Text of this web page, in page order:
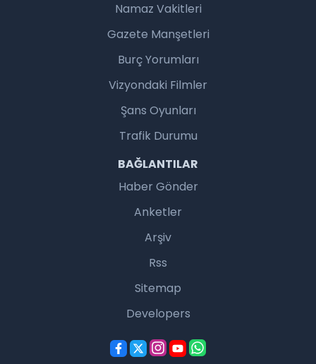
Namaz Vakitleri
Gazete Manşetleri
Burç Yorumları
Vizyondaki Filmler
Şans Oyunları
Trafik Durumu
BAĞLANTILAR
Haber Gönder
Anketler
Arşiv
Rss
Sitemap
Developers